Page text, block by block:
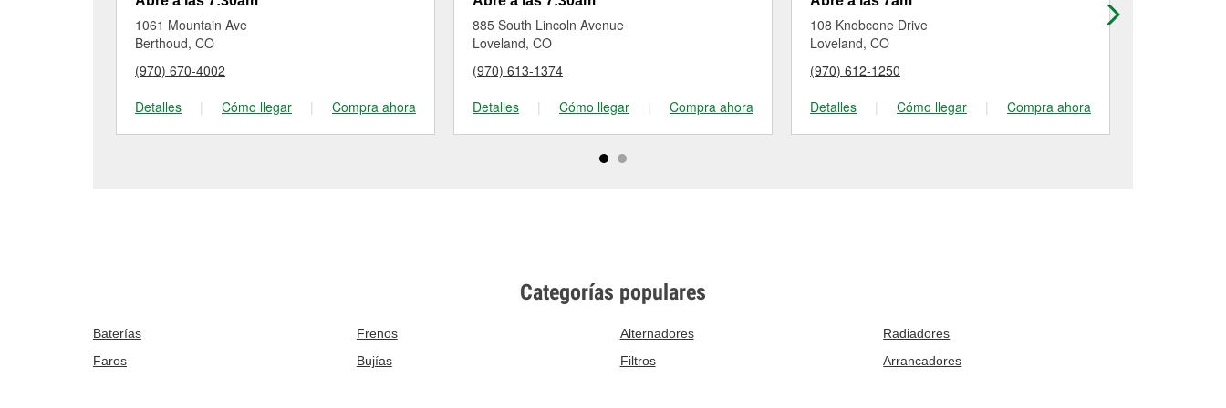
1061 Mountain Ave
Berthoud, CO
(970) 670-4002
Detalles
| Cómo llegar | Compra ahora
885 South Lincoln Avenue
Loveland, CO
(970) 613-1374
Detalles
| Cómo llegar | Compra ahora
108 Knobcone Drive
Loveland, CO
(970) 612-1250
Detalles
| Cómo llegar | Compra ahora
Categorías populares
Baterías Frenos Alternadores
Radiadores
Faros
Bujías Filtros Arrancadores